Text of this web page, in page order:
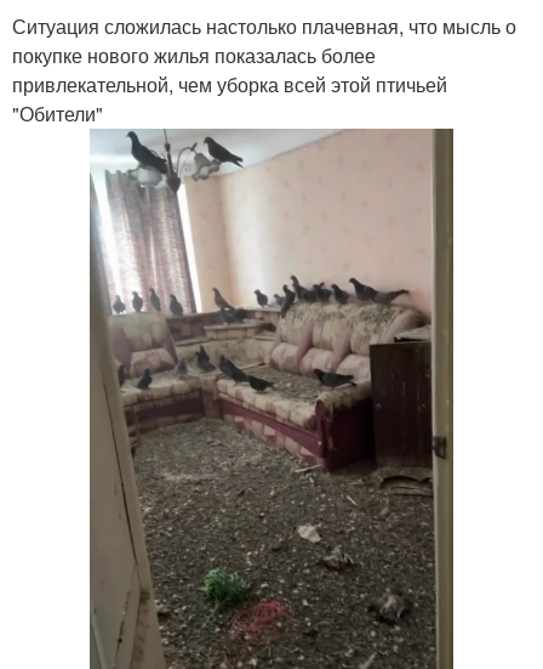
Ситуация сложилась настолько плачевная, что мысль о
покупке нового жилья показалась более
привлекательной, чем уборка всей этой птичьей
"Обители"